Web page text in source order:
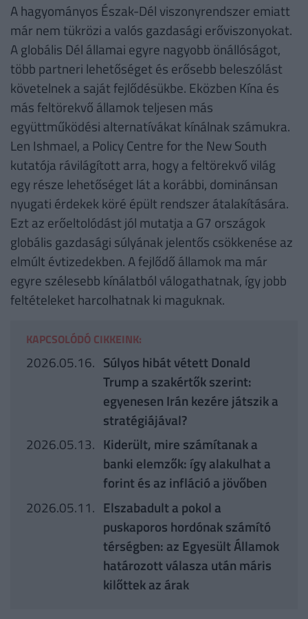
A hagyományos Észak-Dél viszonyrendszer emiatt
már nem tükrözi a valós gazdasági erőviszonyokat.
A globális Dél államai egyre nagyobb önállóságot,
több partneri lehetőséget és erősebb beleszólást
követelnek a saját fejlődésükbe. Eközben Kína és
más feltörekvő államok teljesen más
együttműködési alternatívákat kínálnak számukra.
Len Ishmael, a Policy Centre for the New South
kutatója rávilágított arra, hogy a feltörekvő világ
egy része lehetőséget lát a korábbi, dominánsan
nyugati érdekek köré épült rendszer átalakítására.
Ezt az erőeltolódást jól mutatja a G7 országok
globális gazdasági súlyának jelentős csökkenése az
elmúlt évtizedekben. A fejlődő államok ma már
egyre szélesebb kínálatból válogathatnak, így jobb
feltételeket harcolhatnak ki maguknak.
KAPCSOLÓDÓ CIKKEINK:
2026.05.16. Súlyos hibát vétett Donald
Trump a szakértők szerint:
egyenesen Irán kezére játszik a
stratégiájával?
2026.05.13. Kiderült, mire számítanak a
banki elemzők: így alakulhat a
forint és az infláció a jövőben
2026.05.11. Elszabadult a pokol a
puskaporos hordónak számító
térségben: az Egyesült Államok
határozott válasza után máris
kilőttek az árak